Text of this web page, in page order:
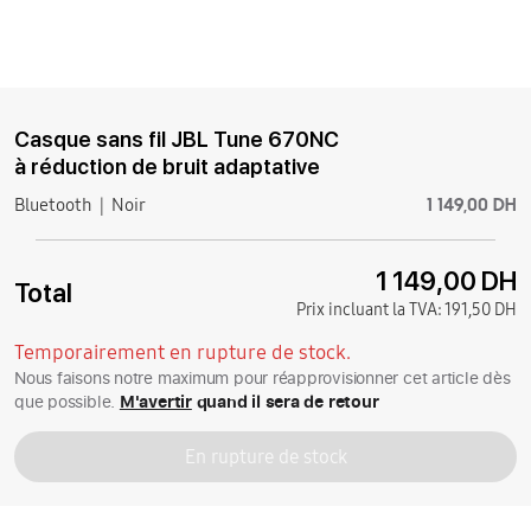
Casque sans fil JBL Tune 670NC
à réduction de bruit adaptative
Bluetooth Noir 1 149,00 DH
Total 1 149,00 DH
Prix incluant la TVA:191,50 DH
Temporairement en rupture de stock.
Nous faisons notre maximum pour réapprovisionner cet article dès
que possible. M'avertirquand il sera de retour
En rupture de stock